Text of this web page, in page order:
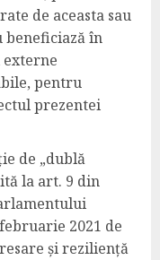
de aceasta sau
beneficiază în
pentru
prezentei
de „dublă
la art. 9 din
2021 de
și reziliență